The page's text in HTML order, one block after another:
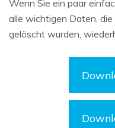
Wenn Sie ein paar
alle wichtigen Daten,
gelöscht wurden,